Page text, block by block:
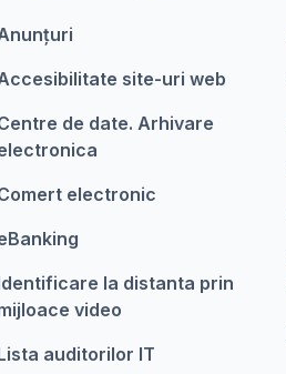
site-uri web
de date. Arhivare
electronic
la distanta prin
video
auditorilor IT